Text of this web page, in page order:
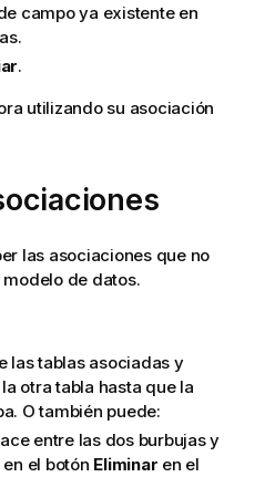
campo ya existente en
.
utilizando su asociación
las asociaciones que no
de datos.
las tablas asociadas y
otra tabla hasta que la
O también puede:
entre las dos burbujas y
el botón Eliminar en el